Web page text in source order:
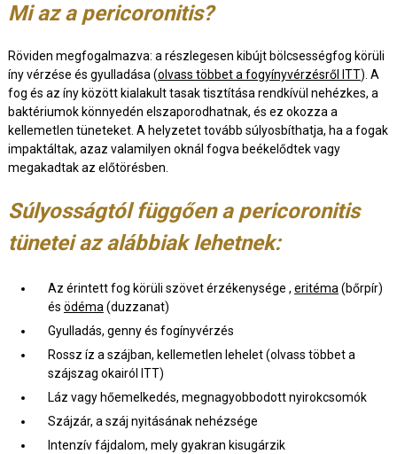
Mi az a pericoronitis?
Röviden megfogalmazva: a részlegesen kibújt bölcsességfog körüli
íny vérzése és gyulladása (olvass többet a fogyínyvérzésről ITT). A
fog és az íny között kialakult tasak tisztítása rendkívül nehézkes, a
baktériumok könnyedén elszaporodhatnak, és ez okozza a
kellemetlen tüneteket. A helyzetet tovább súlyosbíthatja, ha a fogak
impaktáltak, azaz valamilyen oknál fogva beékelődtek vagy
megakadtak az előtörésben.
Súlyosságtól függően a pericoronitis
tünetei az alábbiak lehetnek:
Az érintett fog körüli szövet érzékenysége , eritéma (bőrpír)
és ödéma (duzzanat)
Gyulladás, genny és fogínyvérzés
Rossz íz a szájban, kellemetlen lehelet (olvass többet a
szájszag okairól ITT)
Láz vagy hőemelkedés, megnagyobbodott nyirokcsomók
Szájzár, a száj nyitásának nehézsége
Intenzív fájdalom, mely gyakran kisugárzik